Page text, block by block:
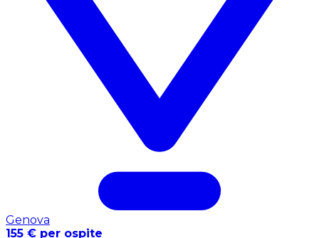
Genova
155 € per ospite